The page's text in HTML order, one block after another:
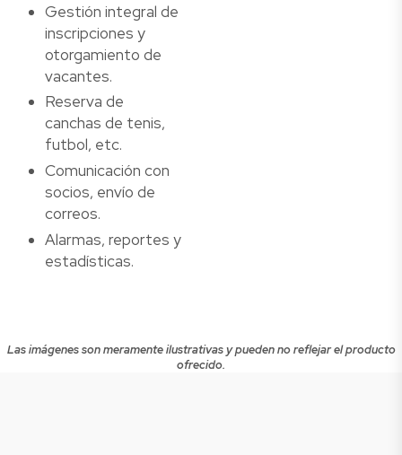
Gestión integral de
inscripciones y
otorgamiento de
vacantes.
Reserva de
canchas de tenis,
futbol, etc.
Comunicación con
socios, envío de
correos.
Alarmas, reportes y
estadísticas.
Las imágenes son meramente ilustrativas y pueden no reflejar el producto
ofrecido.